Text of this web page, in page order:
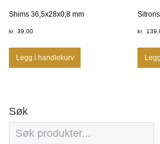
Shims 36,5x28x0,8 mm
kr 39.00
Legg i handlekurv
kr
Søk